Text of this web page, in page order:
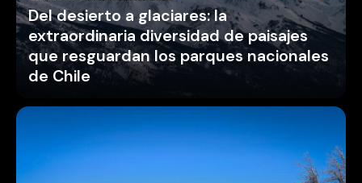
Del desierto a glaciares: la
extraordinaria diversidad de paisajes
que resguardan los parques nacionales
de Chile